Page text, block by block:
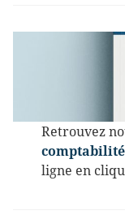
Retrouvez
comptabilité
ligne en